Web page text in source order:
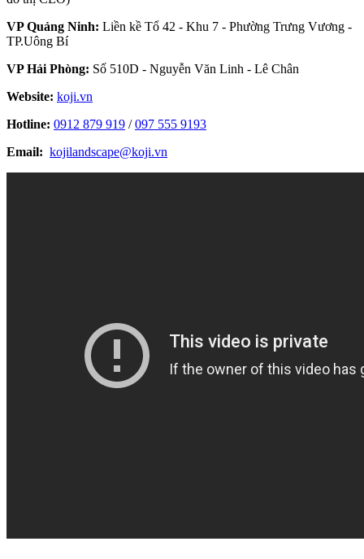
VP Quảng Ninh: Liền kề Tổ 42 - Khu 7 - Phường Trưng Vương -
TP.Uông Bí
VP Hải Phòng: Số 510D - Nguyễn Văn Linh - Lê Chân
Website: koji.vn
Hotline: 0912 879 919 /097 555 9193
Email: kojilandscape@koji.vn